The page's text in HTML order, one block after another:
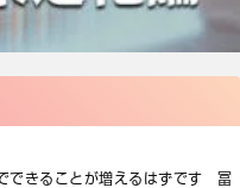
できることが増えるはずです 冨